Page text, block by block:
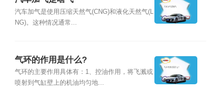
汽车加气是使用压缩天然气(CNG)和液化天然气(L
NG)。这种情况通常...
气环的作用是什么?
气环的主要作用具体有：1、控油作用，将飞溅或
喷射到气缸壁上的机油均匀地...